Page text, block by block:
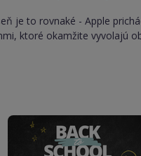
je to rovnaké - Apple
ktoré okamžite vyvolajú